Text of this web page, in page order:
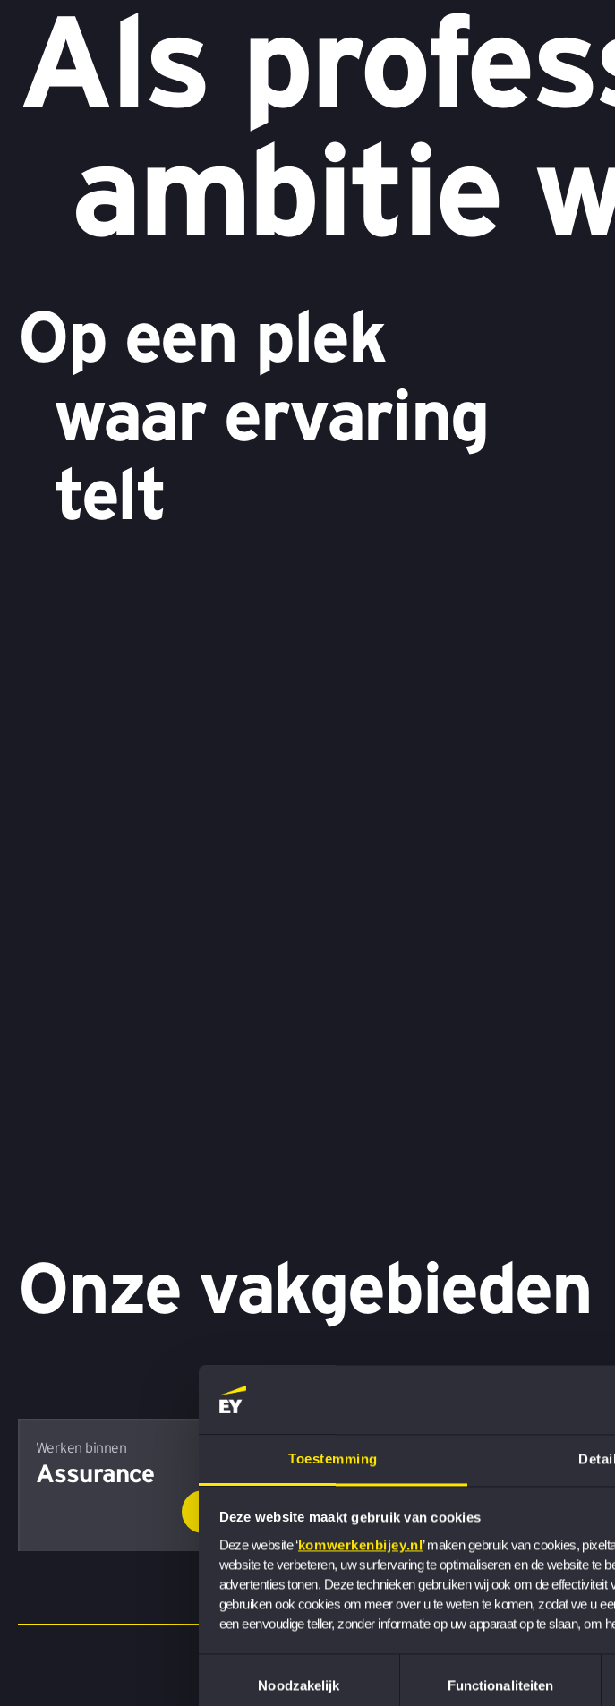
Toestemming
Deze website maakt gebruik van cookies
Deze website ‘komwerkenbijey.nl’ maken gebruik van cookies,
website te verbeteren, uw surfervaring te optimaliseren en de website te
advertenties tonen. Deze technieken gebruiken wij ook om de
gebruiken ook cookies om meer over u te weten te komen, zodat we u
een eenvoudige teller, zonder informatie op uw apparaat op te slaan, om
Noodzakelijk
Functionaliteiten
Als
ambitie
Op een plek
waar ervaring
telt
Onze vakgebieden
Werken binnen
Assurance
Tax